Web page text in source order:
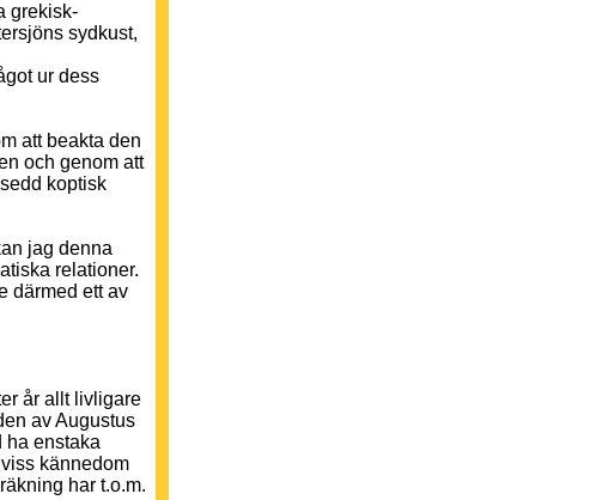
grekisk-
sydkust,
ur dess
att beakta den
och genom att
koptisk
jag denna
relationer.
därmed ett av
år allt livligare
av Augustus
ha enstaka
kännedom
har t.o.m.